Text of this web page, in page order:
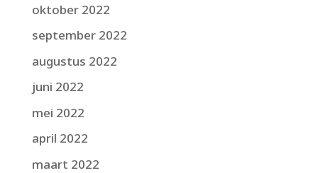
oktober 2022
september 2022
augustus 2022
juni 2022
mei 2022
april 2022
maart 2022